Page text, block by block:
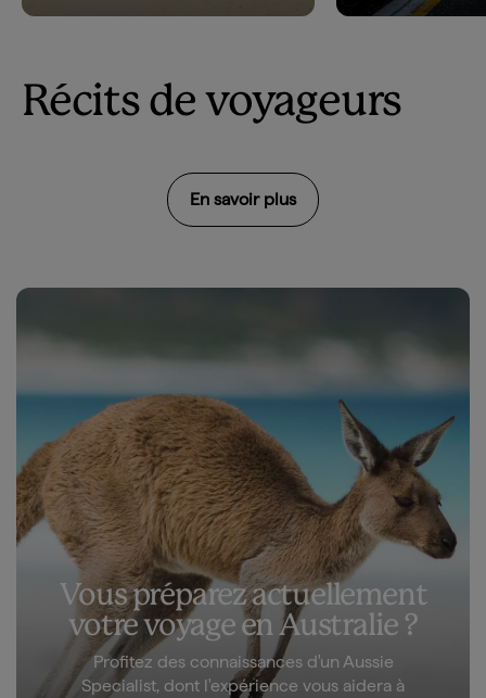
Récits de voyageurs
En savoir plus
Vous préparez actuellement
votre voyage en Australie ?
Profitez des connaissances d'un Aussie
Specialist, dont l'expérience vous aidera à